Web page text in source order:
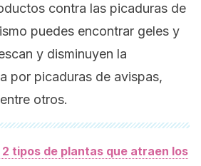
contra las picaduras de
puedes encontrar geles y
y disminuyen la
por picaduras de avispas,
otros.
tipos de plantas que atraen los